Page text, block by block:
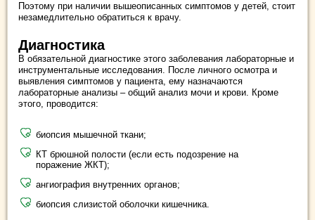
Поэтому при наличии вышеописанных симптомов у детей, стоит
незамедлительно обратиться к врачу.
Диагностика
В обязательной диагностике этого заболевания лабораторные и
инструментальные исследования. После личного осмотра и
выявления симптомов у пациента, ему назначаются
лабораторные анализы – общий анализ мочи и крови. Кроме
этого, проводится:
биопсия мышечной ткани;
КТ брюшной полости (если есть подозрение на
поражение ЖКТ);
ангиография внутренних органов;
биопсия слизистой оболочки кишечника.